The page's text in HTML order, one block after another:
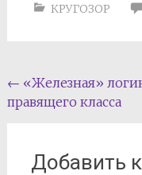
КРУГОЗОР
Навигация
по
← «Железная»
правящего класса
Добавить